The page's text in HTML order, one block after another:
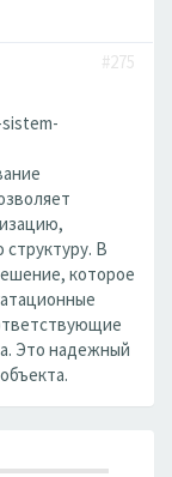
#275
В
которое
Это надежный